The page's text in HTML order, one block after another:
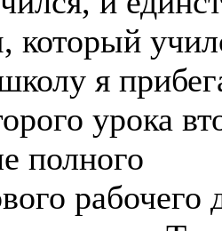
который
я
урока
полного
рабочего